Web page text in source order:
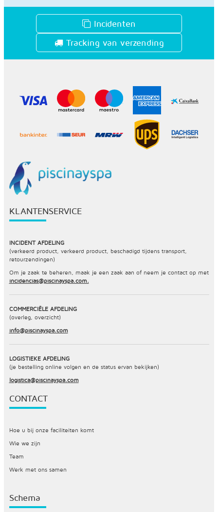
Incidenten
Tracking van verzending
KLANTENSERVICE
INCIDENT AFDELING
(verkeerd product, verkeerd product, beschadigd tijdens transport,
retourzendingen)
Om je zaak te beheren, maak je een zaak aan of neem je contact op met
incidencias@piscinayspa.com.
COMMERCIËLE AFDELING
(overleg, overzicht)
info@piscinayspa.com
LOGISTIEKE AFDELING
(je bestelling online volgen en de status ervan bekijken)
logistica@piscinayspa.com
CONTACT
Hoe u bij onze faciliteiten komt
Wie we zijn
Team
Werk met ons samen
Schema